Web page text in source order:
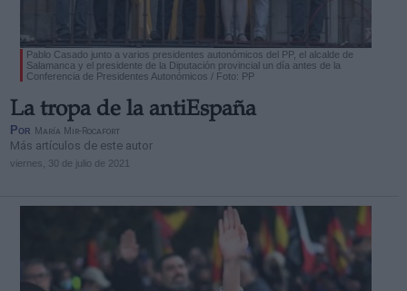
Pablo Casado junto a varios presidentes autonómicos del PP, el alcalde de
Salamanca y el presidente de la Diputación provincial un día antes de la
Conferencia de Presidentes Autonómicos / Foto: PP
La tropa de la antiEspaña
Por María Mir-Rocafort
Más artículos de este autor
viernes, 30 de julio de 2021